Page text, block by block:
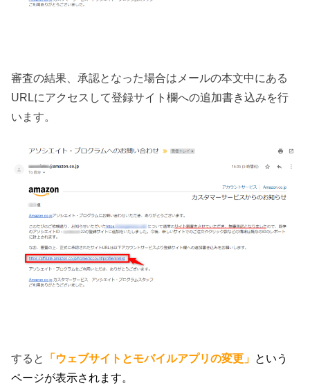
審査の結果、承認となった場合はメールの本文中にある
URLにアクセスして登録サイト欄への追加書き込みを行
います。
すると 「ウェブサイトとモバイルアプリの変更」 という
ページが表示されます。